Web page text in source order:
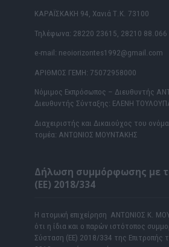
ΚΑΡΑΪΣΚΑΚΗ 94, Χανιά Τ.Κ. 73100
Τηλέφωνα: 28220 23615, 28210 88.066
e-mail: neoiorizontes1992@gmail.com
ΑΡΙΘΜΟΣ ΓΕΜΗ: 75072958000
Νόμιμος Εκπρόσωπος – Διευθυντής
Διευθυντής Σύνταξης: ΕΛΕΝΗ
Διαχειριστής και Δικαιούχος του
τομέα: ΑΝΤΩΝΙΟΣ ΜΟΥΝΤΑΚΗΣ
Δήλωση συμμόρφωσης με
(ΕΕ) 2018/334
Η ατομική επιχείρηση ΑΝΤΩΝΙΟΣ Κ.
ότι η ίδια και ο παρών ιστότοπος
Σύσταση (ΕΕ) 2018/334 της Επιτροπής